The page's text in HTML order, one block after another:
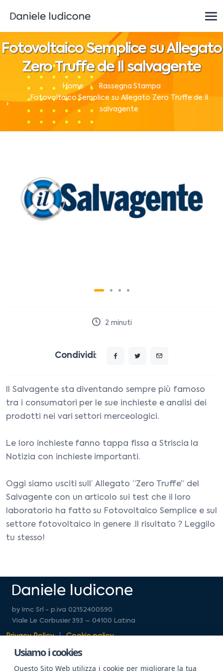
Fotovoltaico Semplice su Allegato
Zero Truffe de Il salvagente
Home
Rassegna Stampa
Fotovoltaico Semplice su Allegato Zero Truffe de Il
salvagente
2 minuti
Condividi:
Il Salvagente sta diventando sempre più famoso
tra i consumatori per le sue inchieste e analisi dei
prodotti nei vari settori merceologici.
Le loro inchieste fanno tappa fissa a Striscia la
Notizia con inchieste importanti.
Oggi siamo usciti sull’ Allegato “Zero Truffe” del
Salvagente con un articolo sui test che il loro
laboratorio ha fatto su Fotovoltaico Semplice e sul
settore fotovoltaico in genere .Il risultato ? Leggilo
tu stesso!
by Imc Srl - p.iva 02152400590
Viale Le Corbusier 393 – 04100 Latina
Privacy Policy Cookie policy
Usiamo i cookies
Questo Sito Web utilizza i cookie per migliorare la tua